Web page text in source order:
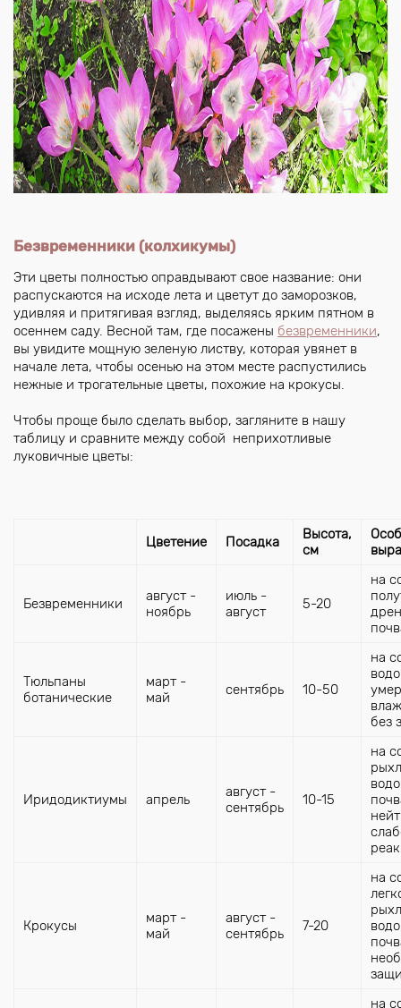
Безвременники (колхикумы)
Эти цветы полностью оправдывают свое название: они
распускаются на исходе лета и цветут до заморозков,
удивляя и притягивая взгляд, выделяясь ярким пятном в
осеннем саду. Весной там, где посажены безвременники,
вы увидите мощную зеленую листву, которая увянет в
начале лета, чтобы осенью на этом месте распустились
нежные и трогательные цветы, похожие на крокусы.
Чтобы проще было сделать выбор, загляните в нашу
таблицу и сравните между собой неприхотливые
луковичные цветы:
Цветение Посадка
Высота,
см
Безвременники
август -
ноябрь
июль -
август
5-20
на
Тюльпаны
ботанические
март -
май
сентябрь 10-50
на
без
Иридодиктиумы апрель
август -
сентябрь
10-15
на
Крокусы
март -
май
август -
сентябрь
7-20
на
на